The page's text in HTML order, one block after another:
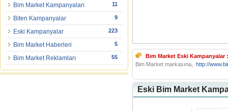
Bim Market Kampanyaları
11
Biten Kampanyalar 9
Eski Kampanyalar 223
Bim Market Haberleri 5
Bim Market Reklamları 55
Bim Market Eski Kampanyalar :
Bim Market markasına,
http://
Eski Bim Market